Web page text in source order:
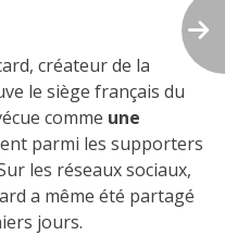
créateur de la
le siège français du
comme une
parmi les supporters
les réseaux sociaux,
a même été partagé
jours.